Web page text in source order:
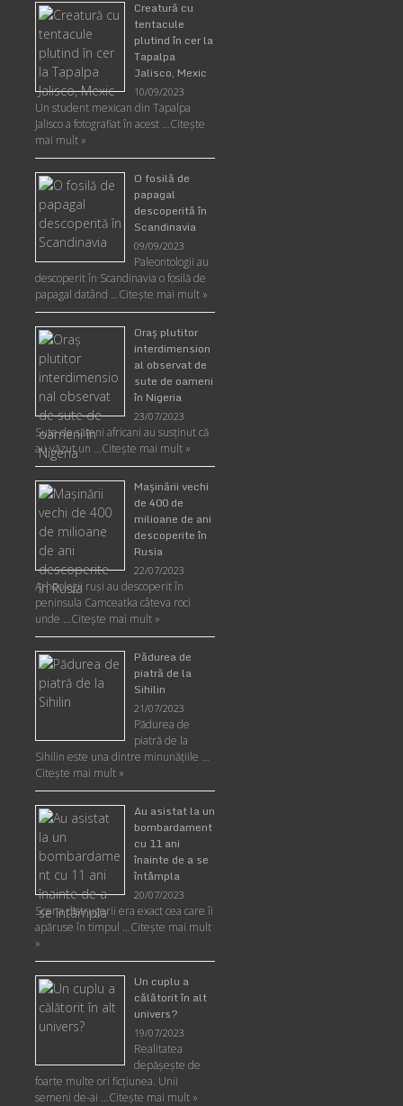
Creatură cu
tentacule
plutind în cer la
Tapalpa
Jalisco, Mexic
10/09/2023
Un student mexican din Tapalpa
Jalisco a fotografiat în acest …Citește
mai mult »
O fosilă de
papagal
descoperită în
Scandinavia
09/09/2023
Paleontologii au
descoperit în Scandinavia o fosilă de
papagal datând …Citește mai mult »
Oraş plutitor
interdimension
al observat de
sute de oameni
în Nigeria
23/07/2023
Sute de săteni africani au susținut că
au văzut un …Citește mai mult »
Maşinării vechi
de 400 de
milioane de ani
descoperite în
Rusia
22/07/2023
Arheologii ruşi au descoperit în
peninsula Camceatka câteva roci
unde …Citește mai mult »
Pădurea de
piatră de la
Sihilin
21/07/2023
Pădurea de
piatră de la
Sihilin este una dintre minunăţiile …
Citește mai mult »
Au asistat la un
bombardament
cu 11 ani
înainte de a se
întâmpla
20/07/2023
Scena distrugerii era exact cea care îi
apăruse în timpul …Citește mai mult
»
Un cuplu a
călătorit în alt
univers?
19/07/2023
Realitatea
depăşeşte de
foarte multe ori ficţiunea. Unii
semeni de-ai …Citește mai mult »